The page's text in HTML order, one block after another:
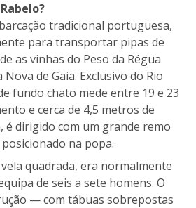
tradicional portuguesa,
para transportar pipas de
as vinhas do Peso da Régua
Nova de Gaia. Exclusivo do Rio
fundo chato mede entre 19 e 23
e cerca de 4,5 metros de
é dirigido com um grande remo
na popa.
quadrada, era normalmente
de seis a sete homens. O
— com tábuas sobrepostas